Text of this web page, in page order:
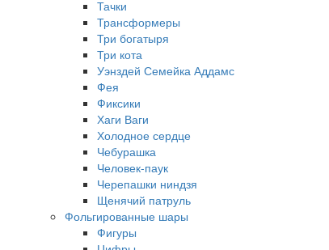
Тачки
Трансформеры
Три богатыря
Три кота
Уэнздей Семейка Аддамс
Фея
Фиксики
Хаги Ваги
Холодное сердце
Чебурашка
Человек-паук
Черепашки ниндзя
Щенячий патруль
Фольгированные шары
Фигуры